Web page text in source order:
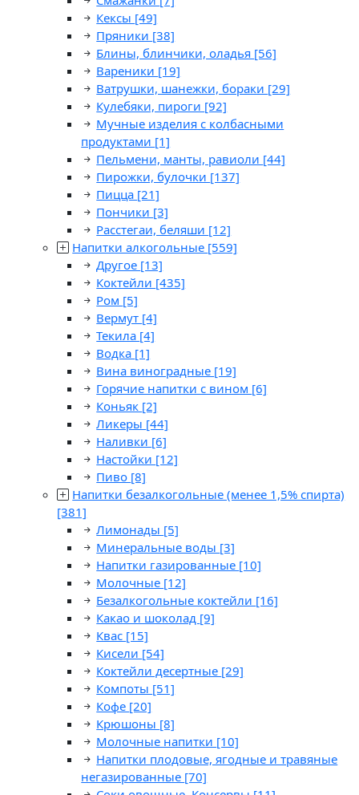
Кексы [49]
Пряники [38]
Блины, блинчики, оладья [56]
Вареники [19]
Ватрушки, шанежки, бораки [29]
Кулебяки, пироги [92]
Мучные изделия с колбасными
продуктами [1]
Пельмени, манты, равиоли [44]
Пирожки, булочки [137]
Пицца [21]
Пончики [3]
Расстегаи, беляши [12]
Напитки алкогольные [559]
Другое [13]
Коктейли [435]
Ром [5]
Вермут [4]
Текила [4]
Водка [1]
Вина виноградные [19]
Горячие напитки с вином [6]
Коньяк [2]
Ликеры [44]
Наливки [6]
Настойки [12]
Пиво [8]
Напитки безалкогольные (менее 1,5% спирта)
[381]
Лимонады [5]
Минеральные воды [3]
Напитки газированные [10]
Молочные [12]
Безалкогольные коктейли [16]
Какао и шоколад [9]
Квас [15]
Кисели [54]
Коктейли десертные [29]
Компоты [51]
Кофе [20]
Крюшоны [8]
Молочные напитки [10]
Напитки плодовые, ягодные и травяные
негазированные [70]